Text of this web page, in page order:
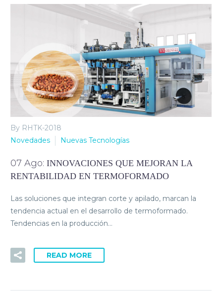
By RHTK-2018
Novedades
Nuevas Tecnologías
07 Ago: INNOVACIONES QUE MEJORAN LA
RENTABILIDAD EN TERMOFORMADO
Las soluciones que integran corte y apilado, marcan la
tendencia actual en el desarrollo de termoformado.
Tendencias en la producción…
READ MORE